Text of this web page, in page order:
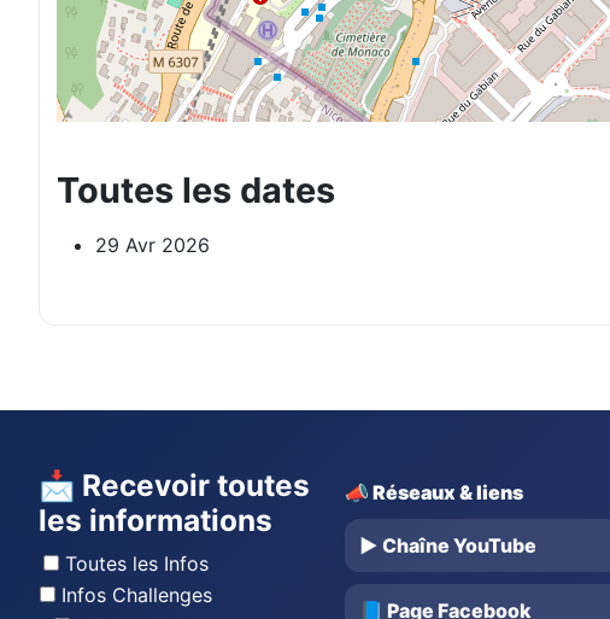
Toutes les dates
29 Avr 2026
📩 Recevoir toutes
les informations
Toutes les Infos
Infos Challenges
📣 Réseaux & liens
▶️ Chaîne YouTube
📘 Page Facebook